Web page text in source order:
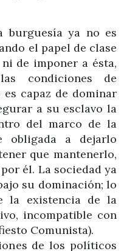
burguesía ya no es
el papel de clase
de imponer a ésta,
condiciones de
capaz de dominar
a su esclavo la
del marco de la
obligada a dejarlo
que mantenerlo,
él. La sociedad ya
su dominación; lo
la existencia de la
incompatible con
Comunista).
de los políticos